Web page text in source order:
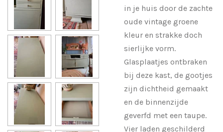
in je huis door de zachte
oude vintage groene
kleur en strakke doch
sierlijke vorm.
Glasplaatjes ontbraken
bij deze kast, de gootjes
zijn dichtheid gemaakt
en de binnenzijde
geverfd met een taupe.
Vier laden geschilderd